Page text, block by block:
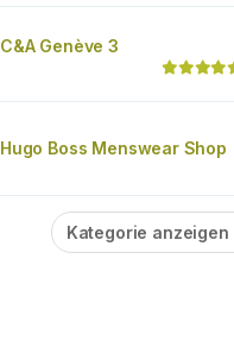
C&A Genève 3
Hugo Boss Menswear Shop
Kategorie anzeigen